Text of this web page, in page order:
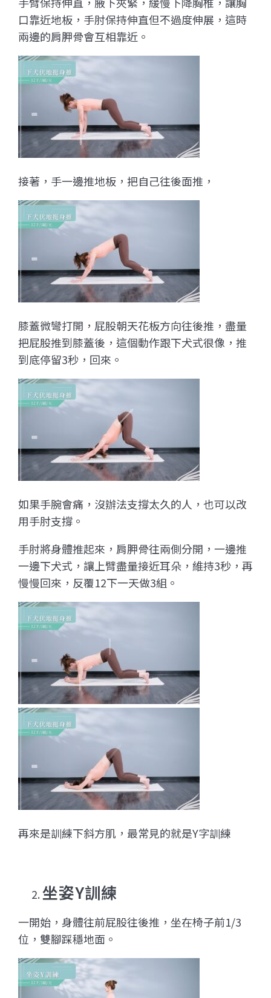
口靠近地板，手肘保持伸直但不過度伸展，這時
兩邊的肩胛骨會互相靠近。
接著，手一邊推地板，把自己往後面推，
膝蓋微彎打開，屁股朝天花板方向往後推，盡量
把屁股推到膝蓋後，這個動作跟下犬式很像，推
到底停留3秒，回來。
如果手腕會痛，沒辦法支撐太久的人，也可以改
用手肘支撐。
手肘將身體推起來，肩胛骨往兩側分開，一邊推
一邊下犬式，讓上臂盡量接近耳朵，維持3秒，再
慢慢回來，反覆12下一天做3組。
再來是訓練下斜方肌，最常見的就是Y字訓練
坐姿Y訓練
一開始，身體往前屁股往後推，坐在椅子前1/3
位，雙腳踩穩地面。